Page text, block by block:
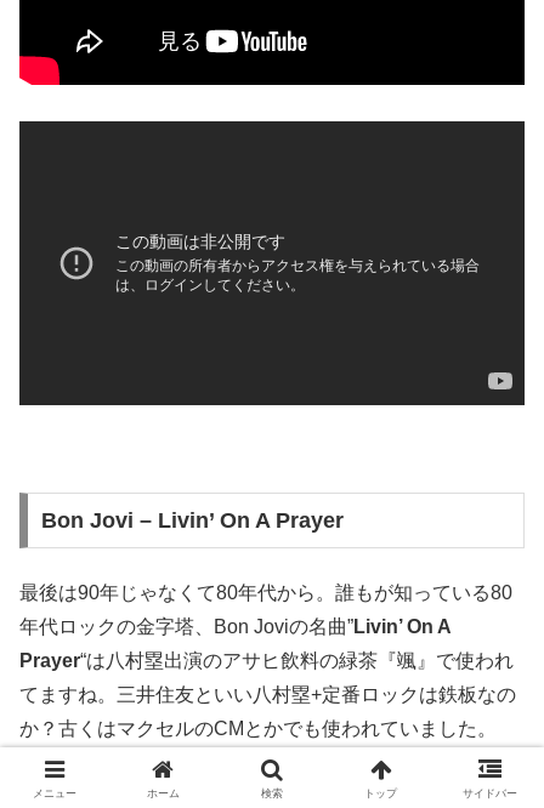
Bon Jovi – Livin’ On A Prayer
最後は90年じゃなくて80年代から。誰もが知っている80
年代ロックの金字塔、Bon Joviの名曲”Livin’ On A
Prayer“は八村塁出演のアサヒ飲料の緑茶『颯』で使われ
てますね。三井住友といい八村塁+定番ロックは鉄板なの
か？古くはマクセルのCMとかでも使われていました。
メニュー ホーム 検索 トップ サイドバー